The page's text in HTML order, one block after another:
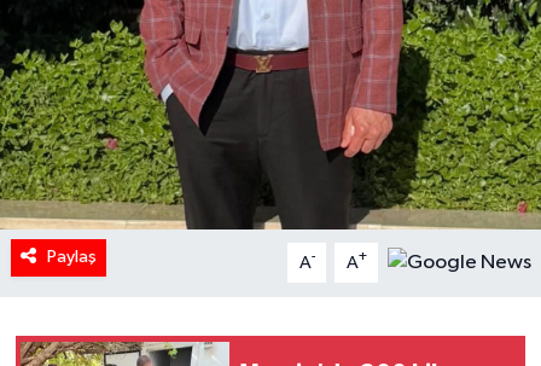
Paylaş A- A+